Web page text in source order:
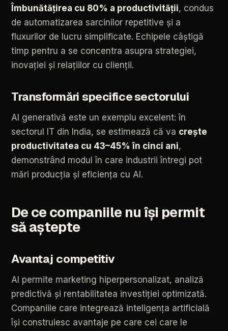
Îmbunătățirea cu 80% a productivității, condus
de automatizarea sarcinilor repetitive și a
fluxurilor de lucru simplificate. Echipele câștigă
timp pentru a se concentra asupra strategiei,
inovației și relațiilor cu clienții.
Transformări specificesectorului
AI generativă este un exemplu excelent: în
sectorul
IT din India, se estimează că va crește
productivitatea cu 43–45% în cinci ani,
demonstrând modul în care industrii întregi pot
mări producția și eficiența cu AI.
Dececompaniile nuîși permit
săaștepte
Avantaj competitiv
AI permite marketing hiperpersonalizat, analiză
predictivă și rentabilitatea investiției optimizată.
Companiile care integrează inteligența artificială
își construiesc avantaje pe care cei care le